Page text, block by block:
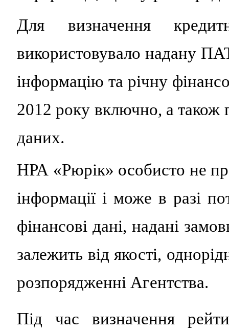
Для визначення
використовувало надану
інформацію та річну
2012 року включно, а також
даних.
НРА «Рюрік» особисто не
інформації і може в разі
фінансові дані, надані
залежить від якості,
розпорядженні Агентства.
Під час визначення